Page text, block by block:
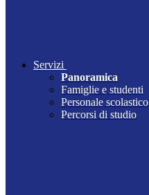
Servizi
Panoramica
Famiglie e studenti
Personale scolastico
Percorsi di studio